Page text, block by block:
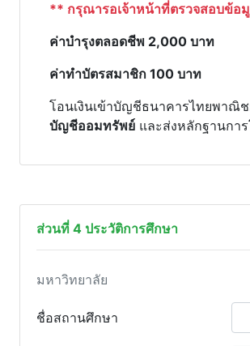
** กรุณารอเจ้าหน้าที่ตรวจสอบข้อ
ค่าบำรุงตลอดชีพ 2,000 บาท
ค่าทำบัตรสมาชิก 100 บาท
โอนเงินเข้าบัญชีธนาคารไทยพาณิ
บัญชีออมทรัพย์ และส่งหลักฐานกา
ส่วนที่ 4 ประวัติการศึกษา
มหาวิทยาลัย
ชื่อสถานศึกษา